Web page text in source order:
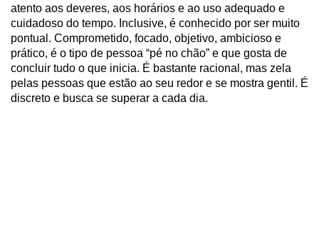
atento aos deveres, aos horários e ao uso adequado e
cuidadoso do tempo. Inclusive, é conhecido por ser muito
pontual. Comprometido, focado, objetivo, ambicioso e
prático, é o tipo de pessoa “pé no chão” e que gosta de
concluir tudo o que inicia. É bastante racional, mas zela
pelas pessoas que estão ao seu redor e se mostra gentil. É
discreto e busca se superar a cada dia.